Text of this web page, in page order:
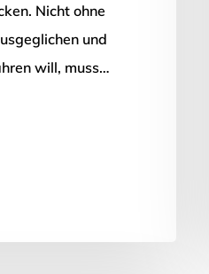
Nicht ohne
und
will, muss…